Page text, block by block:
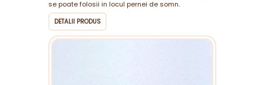
se poate folosii in locul pernei de somn.
DETALII PRODUS